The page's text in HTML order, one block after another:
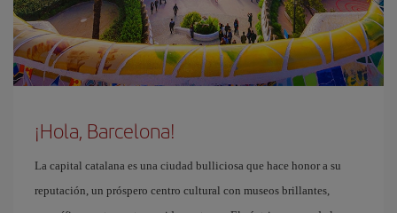
¡Hola, Barcelona!
La capital catalana es una ciudad bulliciosa que hace honor a su
reputación, un próspero centro cultural con museos brillantes,